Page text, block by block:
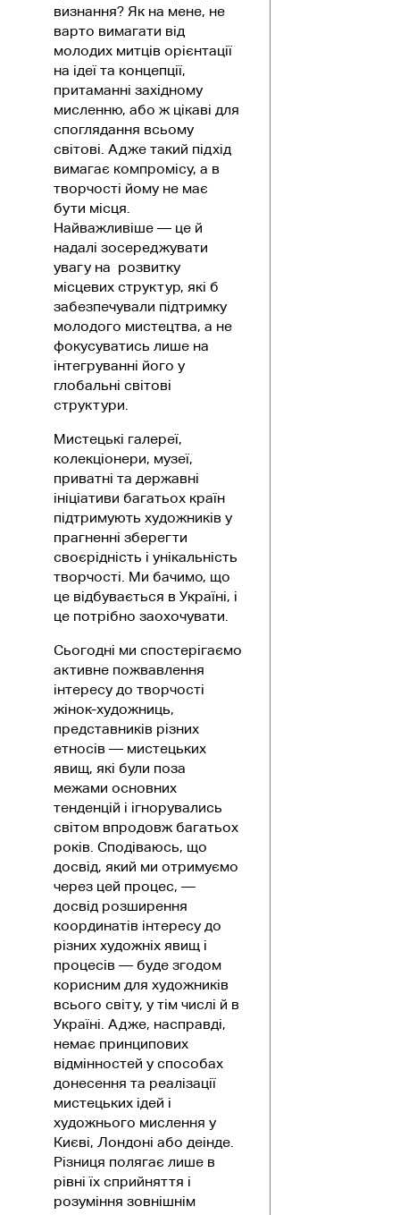
визнання? Як на мене, не
варто вимагати від
молодих митців орієнтації
на ідеї та концепції,
притаманні західному
мисленню, або ж цікаві для
споглядання всьому
світові. Адже такий підхід
вимагає компромісу, а в
творчості йому не має
бути місця.
Найважливіше — це й
надалі зосереджувати
увагу на розвитку
місцевих структур, які б
забезпечували підтримку
молодого мистецтва, а не
фокусуватись лише на
інтегруванні його у
глобальні світові
структури.
Мистецькі галереї,
колекціонери, музеї,
приватні та державні
ініціативи багатьох країн
підтримують художників у
прагненні зберегти
своєрідність і унікальність
творчості. Ми бачимо, що
це відбувається в Україні, і
це потрібно заохочувати.
Сьогодні ми спостерігаємо
активне пожвавлення
інтересу до творчості
жінок-художниць,
представників різних
етносів — мистецьких
явищ, які були поза
межами основних
тенденцій і ігнорувались
світом впродовж багатьох
років. Сподіваюсь, що
досвід, який ми отримуємо
через цей процес, —
досвід розширення
координатів інтересу до
різних художніх явищ і
процесів — буде згодом
корисним для художників
всього світу, у тім числі й в
Україні. Адже, насправді,
немає принципових
відмінностей у способах
донесення та реалізації
мистецьких ідей і
художнього мислення у
Києві, Лондоні або деінде.
Різниця полягає лише в
рівні їх сприйняття і
розуміння зовнішнім